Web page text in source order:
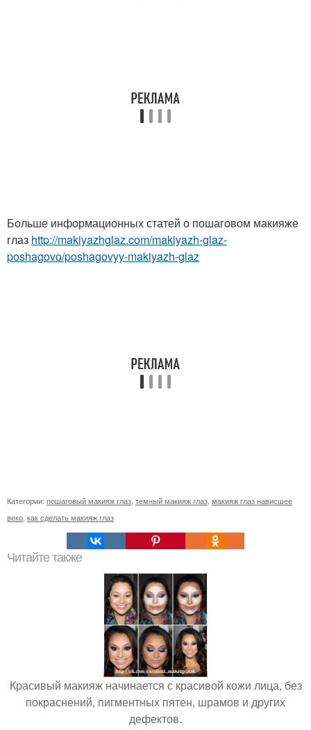
Больше информационных статей о пошаговом макияже
глаз http://makiyazhglaz.com/makiyazh-glaz-
poshagovo/poshagovyy-makiyazh-glaz
Категории: пошаговый макияж глаз, темный макияж глаз, макияж глаз нависшее
веко, как сделать макияж глаз
Читайте также
Красивый макияж начинается с красивой кожи лица, без
покраснений, пигментных пятен, шрамов и других
дефектов.